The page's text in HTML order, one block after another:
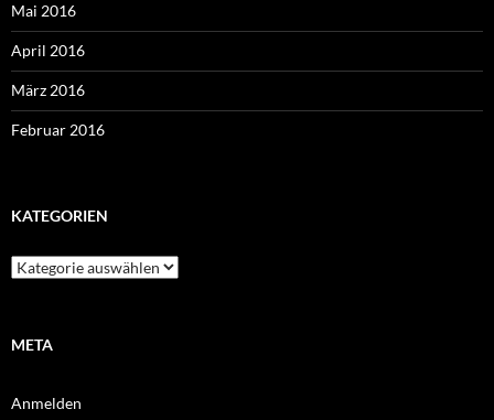
Mai 2016
April 2016
März 2016
Februar 2016
KATEGORIEN
Kategorien
META
Anmelden